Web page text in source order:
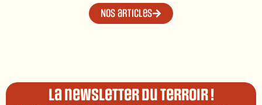
Nos articles
La newsletter du terroir !